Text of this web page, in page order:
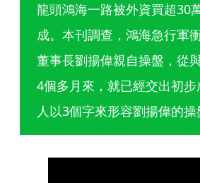
龍頭鴻海一路被外資買超30
成。本刊調查，鴻海急行軍
董事長劉揚偉親自操盤，從
4個多月來，就已經交出初
人以3個字來形容劉揚偉的操